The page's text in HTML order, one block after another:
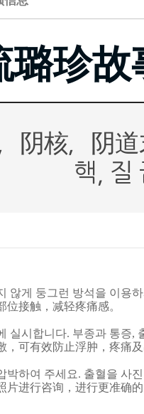
璐珍故
阴核，阴
핵, 질
않게 둥그런 방석을 이용
接触，减轻疼痛感。
실시합니다. 부종과 통증
可有效防止浮肿，疼痛
하여 주세요. 출혈을 사
进行咨询，进行更准确的